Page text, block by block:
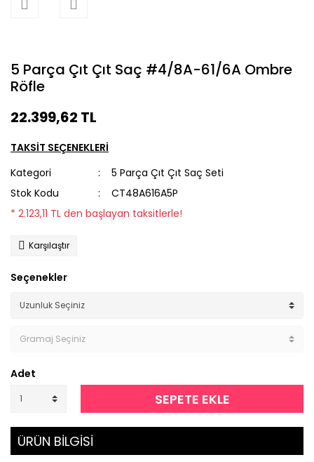
5 Parça Çıt Çıt Saç #4/8A-61/6A Ombre
Röfle
22.399,62 TL
TAKSİT SEÇENEKLERİ
Kategori
5 Parça Çıt Çıt Saç Seti
Stok Kodu
CT48A616A5P
* 2.123,11 TL den başlayan taksitlerle!
Karşılaştır
Seçenekler
Adet
SEPETE EKLE
ÜRÜN BİLGİSİ